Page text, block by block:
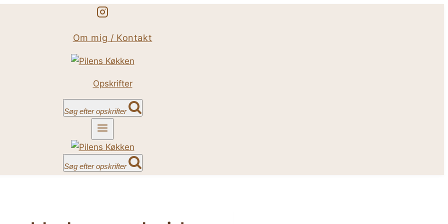
Om mig / Kontakt
Opskrifter
Søg efter opskrifter
Søg efter opskrifter